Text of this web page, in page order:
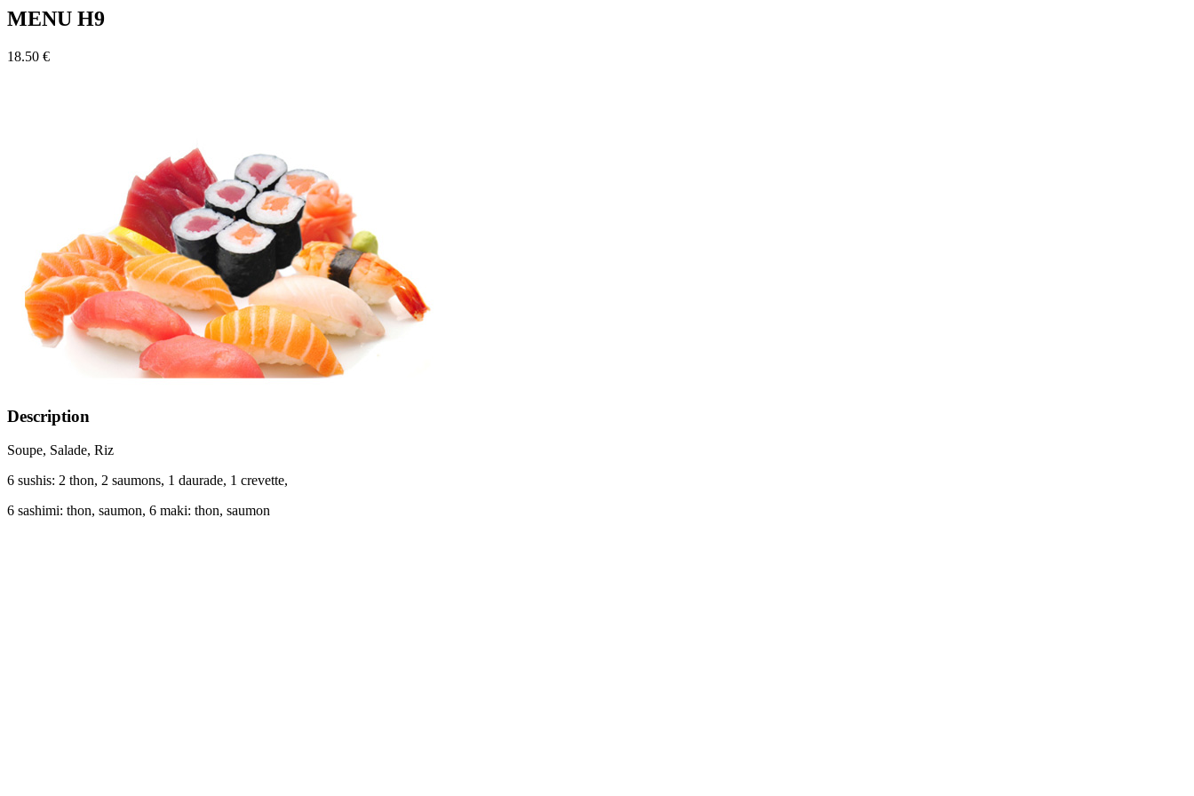
MENU H9
18.50 €
Description
Soupe, Salade, Riz
6 sushis: 2 thon, 2 saumons, 1 daurade, 1 crevette,
6 sashimi: thon, saumon, 6 maki: thon, saumon